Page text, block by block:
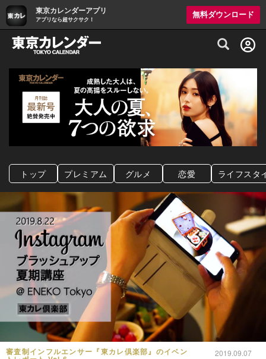
東京カレンダーアプリ
アプリなら超サクサク！
無料ダウンロード
グルメ情報・プレミアムレストラン予約
トップ プレミアム グルメ 恋愛 ライフスタ
審査制インフルエンサー『東カレ倶楽部』のイベン 2019.09.07